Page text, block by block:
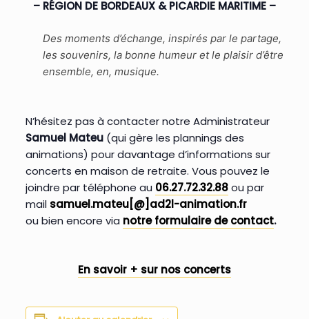
– RÉGION DE BORDEAUX & PICARDIE MARITIME –
Des moments d’échange, inspirés par le partage,
les souvenirs, la bonne humeur et le plaisir d’être
ensemble, en, musique.
N’hésitez pas à contacter notre Administrateur
Samuel Mateu(qui gère les plannings des
animations) pour davantage d’informations sur
concerts en maison de retraite. Vous pouvez le
joindre par téléphone au 06.27.72.32.88ou par
mailsamuel.mateu[@]ad2l-animation.fr
ou bien encore via notre formulaire de contact.
En savoir + sur nos concerts